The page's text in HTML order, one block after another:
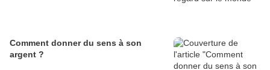
Comment donner du sens à son
argent ?